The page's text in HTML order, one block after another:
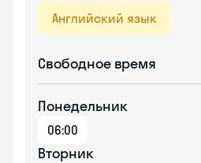
Английский язык
Свободное время
Понедельник
06:00
Вторник